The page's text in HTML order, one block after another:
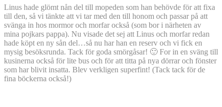
Linus hade glömt nån del till mopeden som han behövde för att fixa
till den, så vi tänkte att vi tar med den till honom och passar på att
svänga in hos mormor och morfar också (som bor i närheten av
mina pojkars pappa). Nu visade det sej att Linus och morfar redan
hade köpt en ny sån del…så nu har han en reserv och vi fick en
mysig besöksrunda. Tack för goda smörgåsar! 🙂 For in en sväng till
kusinerna också för lite bus och för att titta på nya dörrar och fönster
som har blivit insatta. Blev verkligen superfint! (Tack tack för de
fina böckerna också!)